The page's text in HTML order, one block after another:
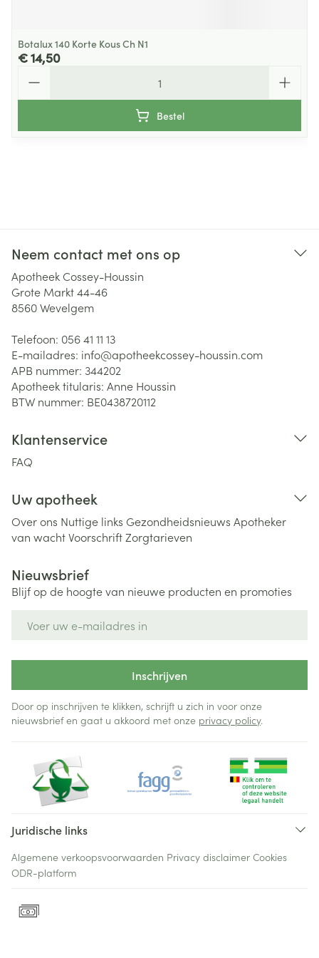
Botalux 140 Korte Kous Ch N1
€ 14,50
Bestel
Neem contact met ons op
Apotheek Cossey-Houssin
Grote Markt 44-46
8560Wevelgem
Telefoon: 056 41 11 13
E-mailadres: info@apotheekcossey-houssin.com
APB nummer: 344202
Apotheek titularis: Anne Houssin
BTW nummer: BE0438720112
Klantenservice
FAQ
Uw apotheek
Over ons Nuttige links Gezondheidsnieuws Apotheker
van wachtVoorschriftZorgtarieven
Nieuwsbrief
Blijf op de hoogte van nieuwe producten en promoties
Inschrijven
Door op inschrijven te klikken, schrijft u zich in voor onze
nieuwsbrief en gaat u akkoord met onze privacy policy.
Juridische links
Algemene verkoopsvoorwaarden Privacy disclaimer Cookies
ODR-platform